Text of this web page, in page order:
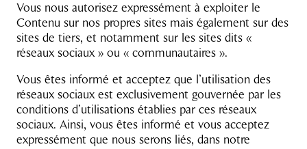
Vous nous autorisez expressément à exploiter le
Contenu sur nos propres sites mais également sur des
sites de tiers, et notamment sur les sites dits «
réseaux sociaux » ou « communautaires ».
Vous êtes informé et acceptez que l’utilisation des
réseaux sociaux est exclusivement gouvernée par les
conditions d’utilisations établies par ces réseaux
sociaux. Ainsi, vous êtes informé et vous acceptez
expressément que nous serons liés, dans notre